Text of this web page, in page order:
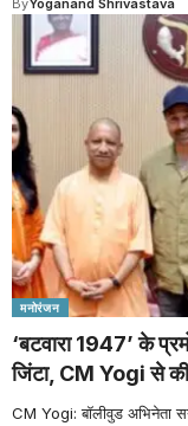
मनोरंजन
‘बटवारा 1947’ के
जिंटा, CM Yogi से
CM Yogi: बॉलीवुड अभिनेता